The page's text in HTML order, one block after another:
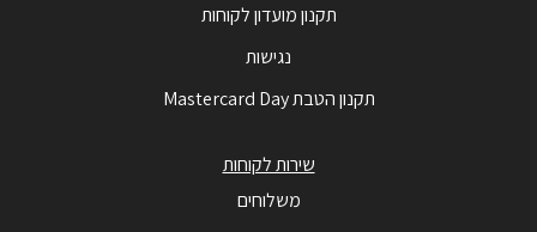
תקנון מועדון לקוחות
נגישות
תקנון הטבת Mastercard Day
שירות לקוחות
משלוחים